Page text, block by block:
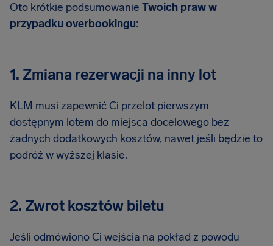
Oto krótkie podsumowanie Twoich praw w
przypadku overbookingu:
1. Zmiana rezerwacji na inny lot
KLM musi zapewnić Ci przelot pierwszym
dostępnym lotem do miejsca docelowego bez
żadnych dodatkowych kosztów, nawet jeśli będzie to
podróż w wyższej klasie.
2. Zwrot kosztów biletu
Jeśli odmówiono Ci wejścia na pokład z powodu